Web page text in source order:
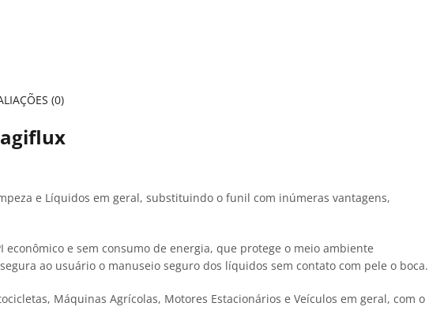
(0)
e Líquidos em geral, substituindo o funil com inúmeras vantagens,
econômico e sem consumo de energia, que protege o meio ambiente
ao usuário o manuseio seguro dos líquidos sem contato com pele o boca.
Máquinas Agrícolas, Motores Estacionários e Veículos em geral, com o